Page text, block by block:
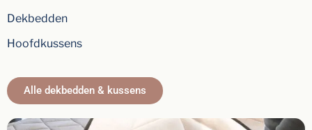
Dekbedden
Hoofdkussens
Alle dekbedden & kussens